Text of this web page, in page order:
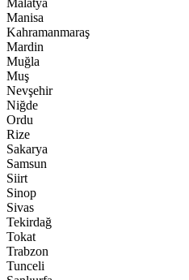
Malatya
Manisa
Kahramanmaraş
Mardin
Muğla
Muş
Nevşehir
Niğde
Ordu
Rize
Sakarya
Samsun
Siirt
Sinop
Sivas
Tekirdağ
Tokat
Trabzon
Tunceli